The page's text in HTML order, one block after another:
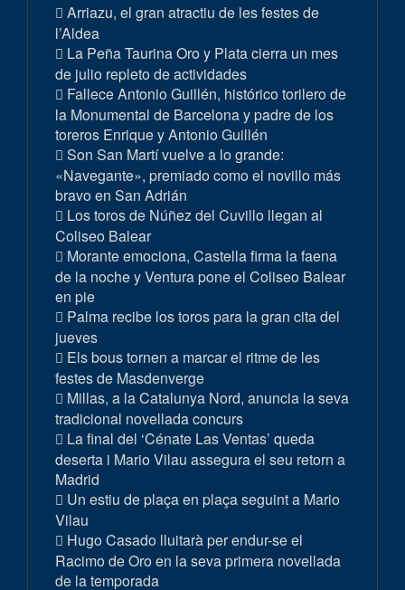
Arriazu, el gran atractiu de les festes de
l’Aldea
La Peña Taurina Oro y Plata cierra un mes
de julio repleto de actividades
Fallece Antonio Guillén, histórico torilero de
la Monumental de Barcelona y padre de los
toreros Enrique y Antonio Guillén
Son San Martí vuelve a lo grande:
«Navegante», premiado como el novillo más
bravo en San Adrián
Los toros de Núñez del Cuvillo llegan al
Coliseo Balear
Morante emociona, Castella firma la faena
de la noche y Ventura pone el Coliseo Balear
en pie
Palma recibe los toros para la gran cita del
jueves
Els bous tornen a marcar el ritme de les
festes de Masdenverge
Millas, a la Catalunya Nord, anuncia la seva
tradicional novellada concurs
La final del ‘Cénate Las Ventas’ queda
deserta i Mario Vilau assegura el seu retorn a
Madrid
Un estiu de plaça en plaça seguint a Mario
Vilau
Hugo Casado lluitarà per endur-se el
Racimo de Oro en la seva primera novellada
de la temporada